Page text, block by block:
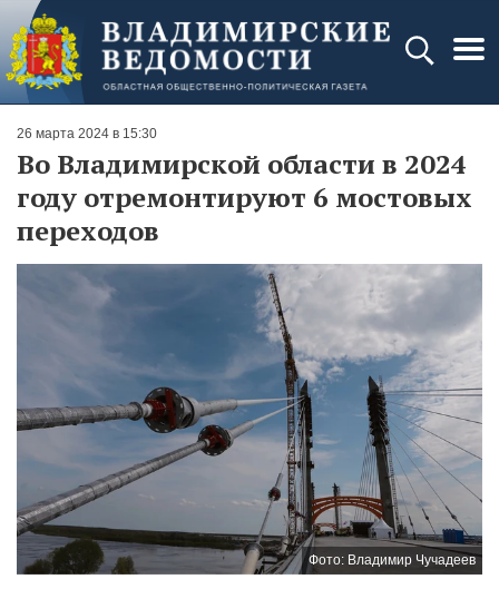
26 марта 2024 в 15:30
Во Владимирской области в 2024
году отремонтируют 6 мостовых
переходов
Фото: Владимир Чучадеев